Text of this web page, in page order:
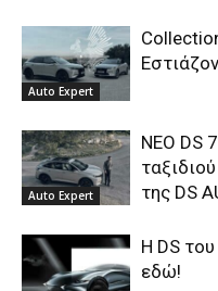
Auto Expert
Auto Expert
ΝΕΟ DS
της DS
Η DS
εδώ!